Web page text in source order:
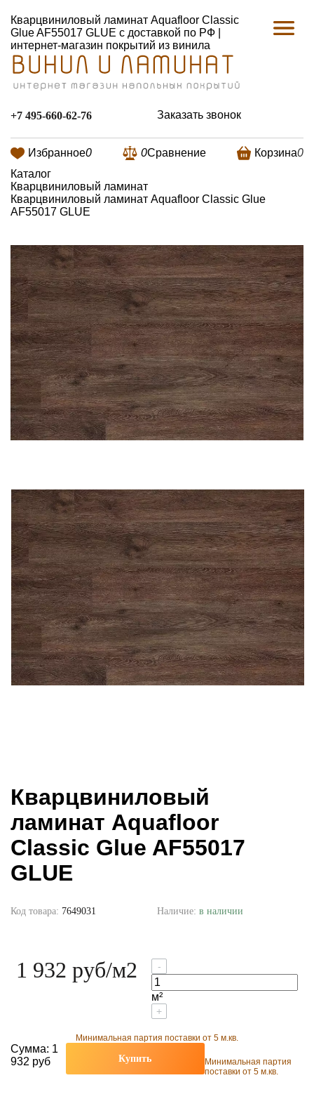
Кварцвиниловый ламинат Aquafloor Classic
Glue AF55017 GLUE с доставкой по РФ |
интернет-магазин покрытий из винила
+7 495-660-62-76 Заказать звонок
Избранное0 0Сравнение Корзина0
Каталог
Кварцвиниловый ламинат
Кварцвиниловый ламинат Aquafloor Classic Glue
AF55017 GLUE
Кварцвиниловый
ламинат Aquafloor
Classic Glue AF55017
GLUE
Код товара: 7649031 Наличие: в наличии
1 932 руб/м2 -
м²
+
Минимальная партия поставки от 5 м.кв.
Сумма: 1
932 руб
Купить
Минимальная партия
поставки от 5 м.кв.